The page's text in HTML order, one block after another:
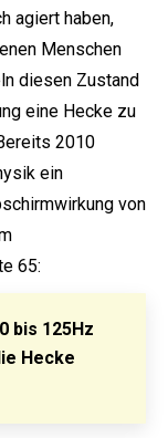
agiert haben,
Menschen
diesen Zustand
eine Hecke zu
2010
ein
von
65:
bis 125Hz
Hecke